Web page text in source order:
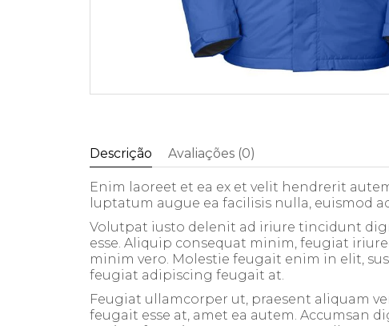
Descrição
Avaliações (0)
Enim laoreet et ea ex et velit hendrerit
luptatum augue ea facilisis nulla, euismod
Volutpat iusto delenit ad iriure tincidunt
esse. Aliquip consequat minim, feugiat
minim vero. Molestie feugait enim in elit,
feugiat adipiscing feugait at.
Feugiat ullamcorper ut, praesent aliquam
feugait esse at, amet ea autem. Accumsan